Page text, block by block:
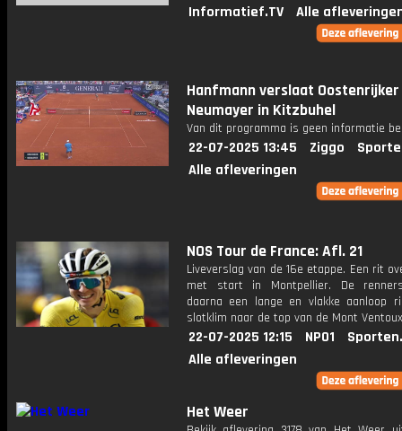
Informatief.TV
Alle
Hanfmann verslaat Oostenrijker
Neumayer in Kitzbuhel
Van dit programma is geen informatie
22-07-2025 13:45 Ziggo
Alle afleveringen
NOS Tour de France: Afl. 21
Liveverslag van de 16e etappe. Een rit
met start in Montpellier. De
daarna een lange en vlakke aanloop
slotklim naar de top van de Mont
22-07-2025 12:15 NPO1
Alle afleveringen
Het Weer